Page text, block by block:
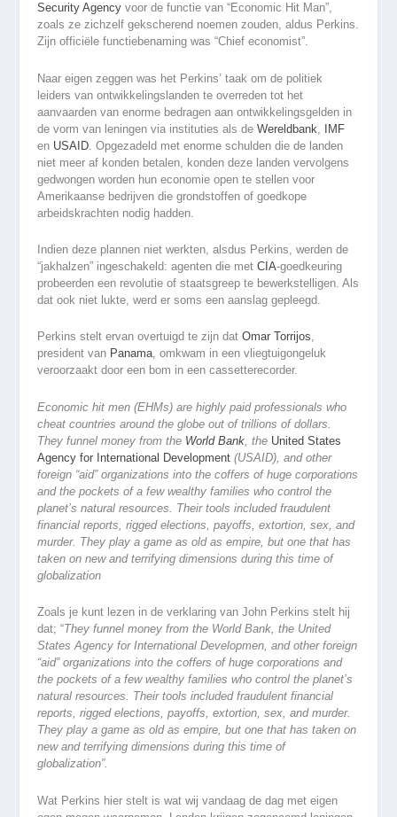
Security Agency voor de functie van “Economic Hit Man”,
zoals ze zichzelf gekscherend noemen zouden, aldus Perkins.
Zijn officiële functiebenaming was “Chief economist”.
Naar eigen zeggen was het Perkins’ taak om de politiek
leiders van ontwikkelingslanden te overreden tot het
aanvaarden van enorme bedragen aan ontwikkelingsgelden in
de vorm van leningen via instituties als deWereldbank
IMF
en USAID . Opgezadeld met enorme schulden die de landen
niet meer af konden betalen, konden deze landen vervolgens
gedwongen worden hun economie open te stellen voor
Amerikaanse bedrijven die grondstoffen of goedkope
arbeidskrachten nodig hadden.
Indien deze plannen niet werkten, alsdus Perkins, werden de
“jakhalzen” ingeschakeld: agenten die metCIA-goedkeuring
probeerden een revolutie of staatsgreep te bewerkstelligen. Als
dat ook niet lukte, werd er soms een aanslag gepleegd.
Perkins stelt ervan overtuigd te zijn datOmar Torrijos,
president van Panama, omkwam in een vliegtuigongeluk
veroorzaakt door een bom in een cassetterecorder.
Economic hit men (EHMs) are highly paid professionals who
cheat countries around the globe out of trillions of dollars.
They funnel money from the World Bank , the United States
Agency for International Development (USAID), and other
foreign “aid” organizations into the coffers of huge corporations
and the pockets of a few wealthy families who control the
planet’s natural resources. Their tools included fraudulent
financial reports, rigged elections, payoffs, extortion, sex, and
murder. They play a game as old as empire, but one that has
taken on new and terrifying dimensions during this time of
globalization
Zoals je kunt lezen in de verklaring van John Perkins stelt hij
dat; “They funnel money from the World Bank, the United
States Agency for International Developmen, and other foreign
“aid” organizations into the coffers of huge corporations and
the pockets of a few wealthy families who control the planet’s
natural resources. Their tools included fraudulent financial
reports, rigged elections, payoffs, extortion, sex, and murder.
They play a game as old as empire, but one that has taken on
new and terrifying dimensions during this time of
globalization”.
Wat Perkins hier stelt is wat wij vandaag de dag met eigen